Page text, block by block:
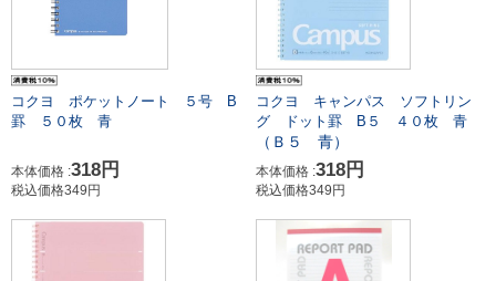
コクヨ ポケットノート ５号 B
罫 ５０枚 青
本体価格 :318円
税込価格349円
コクヨ キャンパス ソフトリン
グ ドット罫 B５ ４０枚 青
（Ｂ５ 青）
本体価格 :318円
税込価格349円